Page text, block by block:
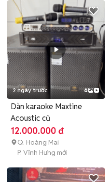
2 ngày trước 6
Dàn karaoke Maxtine
Acoustic cũ
12.000.000 đ
Q. Hoàng Mai
P. Vĩnh Hưng mới